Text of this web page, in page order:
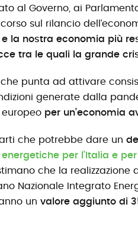
al Governo, ai
sul rilancio
la nostra economia più
tra le quali la grande
che punta ad attivare
generate dalla
europeo per un’economia
che potrebbe dare un
energetiche per l’Italia e
che la
Nazionale Integrato
un valore aggiunto di